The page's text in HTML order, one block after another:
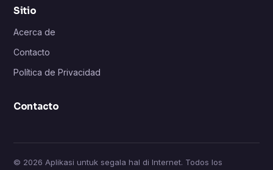
Sitio
Acerca de
Contacto
Política de Privacidad
Contacto
© 2026 Aplikasi untuk segala hal di Internet. Todos los